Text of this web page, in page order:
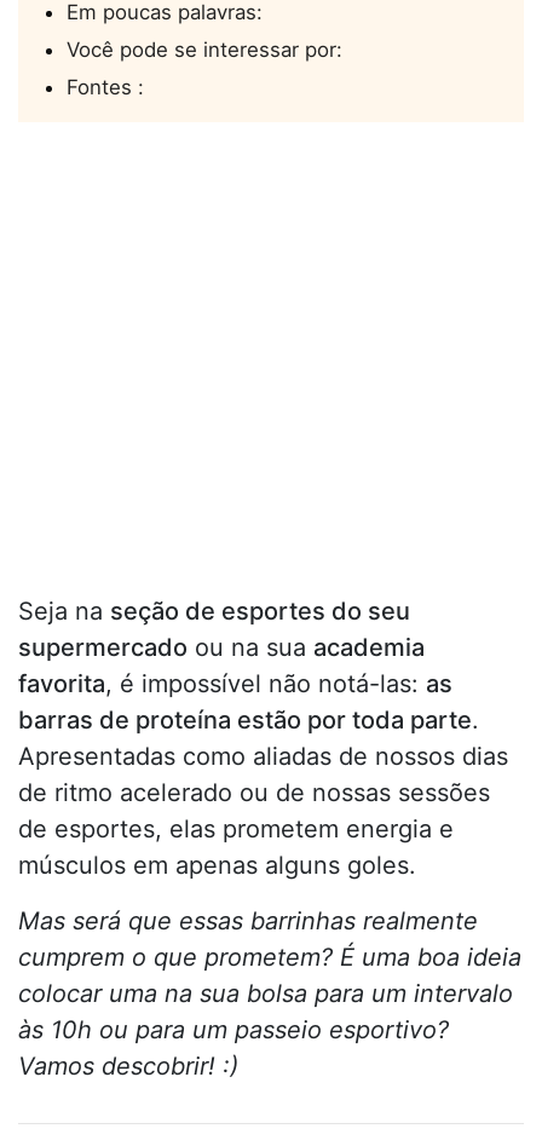
Em poucas palavras:
Você pode se interessar por:
Fontes :
Seja na seção de esportes do seu
supermercado ou na sua academia
favorita, é impossível não notá-las: as
barras de proteína estão por toda parte.
Apresentadas como aliadas de nossos dias
de ritmo acelerado ou de nossas sessões
de esportes, elas prometem energia e
músculos em apenas alguns goles.
Mas será que essas barrinhas realmente
cumprem o que prometem? É uma boa ideia
colocar uma na sua bolsa para um intervalo
às 10h ou para um passeio esportivo?
Vamos descobrir! :)